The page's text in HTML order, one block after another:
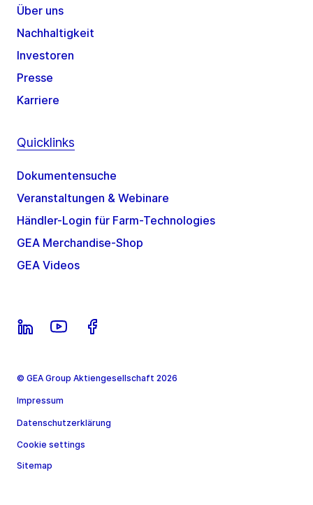
Über uns
Nachhaltigkeit
Investoren
Presse
Karriere
Quicklinks
Dokumentensuche
Veranstaltungen & Webinare
Händler-Login für Farm-Technologies
GEA Merchandise-Shop
GEA Videos
© GEA Group Aktiengesellschaft 2026
Impressum
Datenschutzerklärung
Cookie settings
Sitemap